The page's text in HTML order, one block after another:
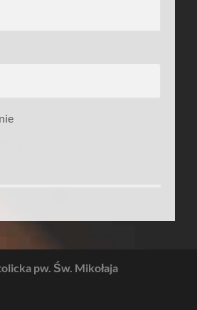
pw. Św. Mikołaja